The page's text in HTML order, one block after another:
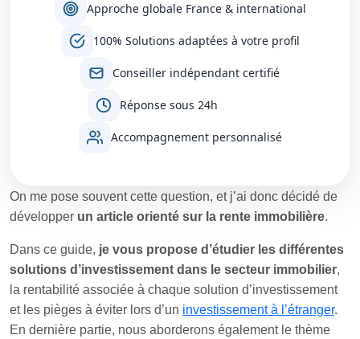
Approche globale France & international
100% Solutions adaptées à votre profil
Conseiller indépendant certifié
Réponse sous 24h
Accompagnement personnalisé
On me pose souvent cette question, et j’ai donc décidé de
développer un article orienté sur la rente immobilière.
Dans ce guide, je vous propose d’étudier les différentes
solutions d’investissement dans le secteur immobilier,
la rentabilité associée à chaque solution d’investissement
et les pièges à éviter lors d’un investissement à l’étranger.
En dernière partie, nous aborderons également le thème